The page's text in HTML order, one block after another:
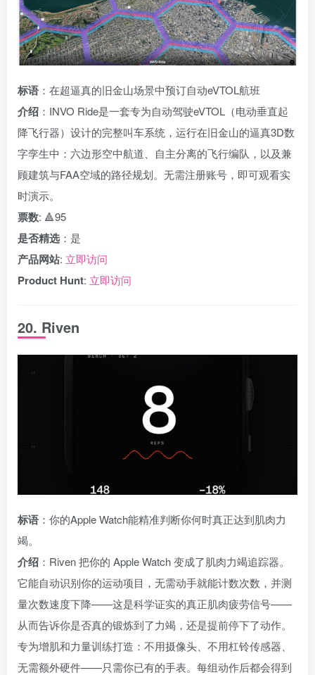
标语 ：在超逼真的旧金山场景中预订自动eVTOL航班
介绍 ：INVO Ride是一套专为自动驾驶eVTOL（电动垂直起
降飞行器）设计的完整叫车系统，运行在旧金山的逼真3D数
字孪生中：六边形空中航道、自主分离的飞行编队，以及兼
顾建筑与FAA空域的路径规划。无需注册账号，即可观看实
时演示。
票数: 🔺95
是否精选 ：是
产品网站: 立即访问
Product Hunt: 立即访问
20. Riven
标语 ：你的Apple Watch能精准判断你何时真正达到肌肉力
竭。
介绍 ：Riven 把你的 Apple Watch 变成了肌肉力竭追踪器。
它能自动识别你的运动项目，无需动手就能计数次数，并测
量次数速度下降——这是科学证实的真正肌肉疲劳信号——
从而告诉你是否真的锻炼到了力竭，还是提前停下了动作。
专为增肌和力量训练打造：不用摄像头、不用杠铃传感器、
无需额外硬件——只需你已有的手表。每组动作后都会得到